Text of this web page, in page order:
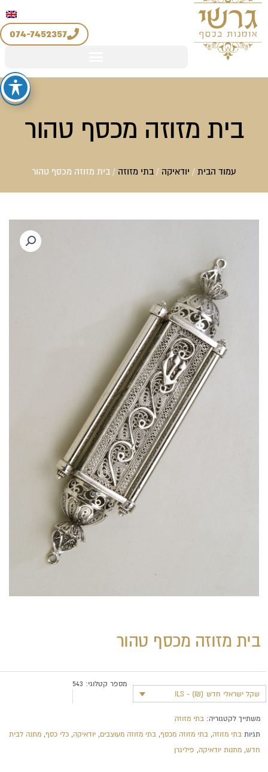
074-7452357
בית מזוזה מכסף טהור
עמוד הבית/ יודאיקה/ בתי מזוזה/ בית מזוזה מכסף טהור
בית מזוזה מכסף טהור
שקל ישראלי חדש (₪) - ILS
מספר קטלוגי:543
משתייך לקטגוריה: בתי מזוזה
תגיות בתי מזוזה,בתי מזוזה מכסף,בתי מזוזה מעוצבים,יודאיקה,כלי כסף,מתנה לבית
חדש,מתנות יודאיקה,פיליגרן